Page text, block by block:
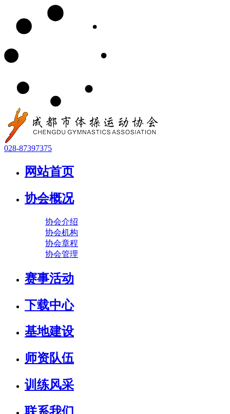
028-87397375
网站首页
协会概况
协会介绍
协会机构
协会章程
协会管理
赛事活动
下载中心
基地建设
师资队伍
训练风采